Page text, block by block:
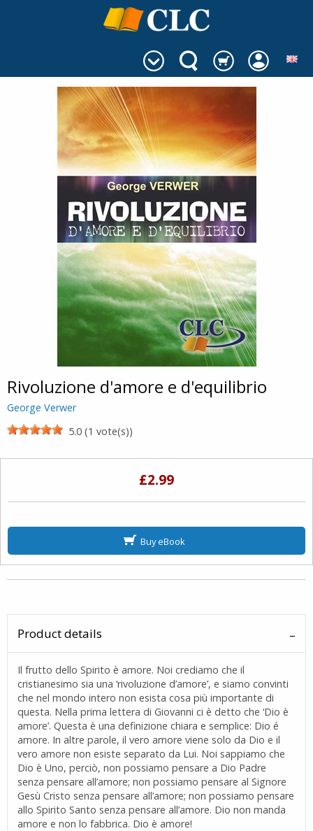
Rivoluzione d'amore e d'equilibrio
George Verwer
5.0 (1 vote(s))
£2.99
Buy eBook
Product details
Il frutto dello Spirito è amore. Noi crediamo che il
cristianesimo sia una ‘rivoluzione d’amore’, e siamo convinti
che nel mondo intero non esista cosa più importante di
questa. Nella prima lettera di Giovanni ci è detto che ‘Dio è
amore’. Questa è una definizione chiara e semplice: Dio é
amore. In altre parole, il vero amore viene solo da Dio e il
vero amore non esiste separato da Lui. Noi sappiamo che
Dio è Uno, perciò, non possiamo pensare a Dio Padre
senza pensare all’amore; non possiamo pensare al Signore
Gesù Cristo senza pensare all’amore; non possiamo pensare
allo Spirito Santo senza pensare all’amore. Dio non manda
amore e non lo fabbrica. Dio è amore!